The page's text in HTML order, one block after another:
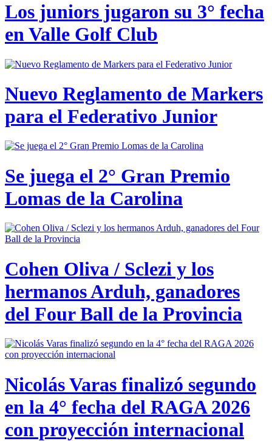
Los juniors jugaron su 3° fecha
en Valle Golf Club
Nuevo Reglamento de Markers
para el Federativo Junior
Se juega el 2° Gran Premio
Lomas de la Carolina
Cohen Oliva / Sclezi y los
hermanos Arduh, ganadores
del Four Ball de la Provincia
Nicolás Varas finalizó segundo
en la 4° fecha del RAGA 2026
con proyección internacional